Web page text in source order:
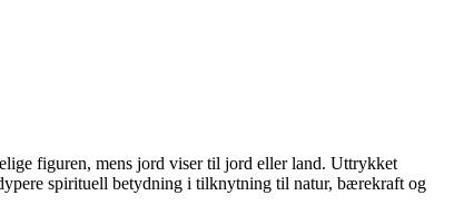
figuren, mens jord viser til jord eller land. Uttrykket
spirituell betydning i tilknytning til natur, bærekraft og